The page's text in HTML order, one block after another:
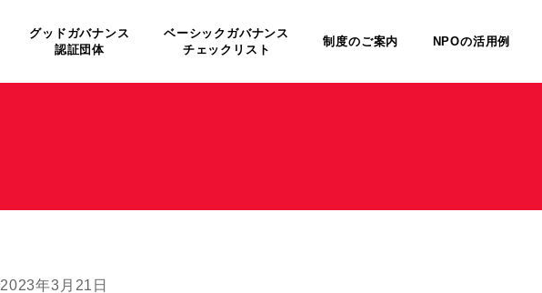
グッドガバナンス
認証団体
ベーシックガバナンス
チェックリスト
制度のご案内 NPOの活用例
2023年3月21日